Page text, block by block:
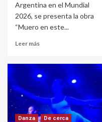
Argentina en el Mundial
2026, se presenta la obra
“Muero en este...
Leer más
Danza
De cerca